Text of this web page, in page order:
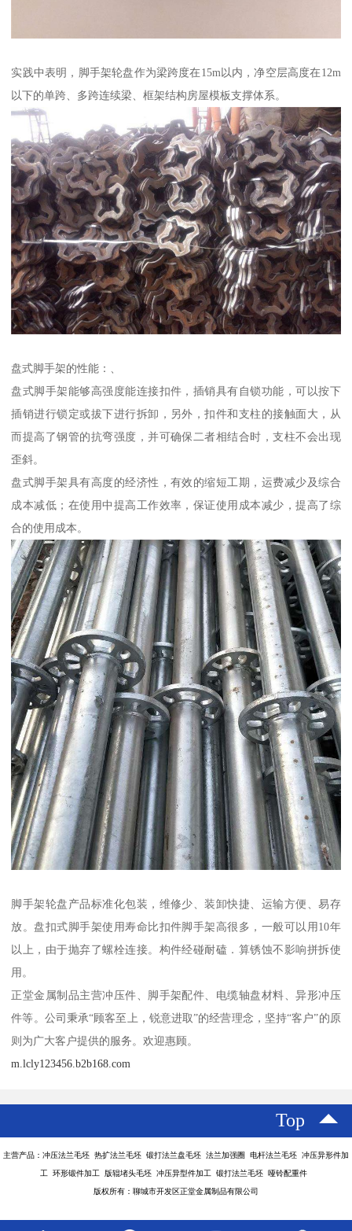
实践中表明，脚手架轮盘作为梁跨度在15m以内，净空层高度在12m
以下的单跨、多跨连续梁、框架结构房屋模板支撑体系。
盘式脚手架的性能：、
盘式脚手架能够高强度能连接扣件，插销具有自锁功能，可以按下
插销进行锁定或拔下进行拆卸，另外，扣件和支柱的接触面大，从
而提高了钢管的抗弯强度，并可确保二者相结合时，支柱不会出现
歪斜。
盘式脚手架具有高度的经济性，有效的缩短工期，运费减少及综合
成本减低；在使用中提高工作效率，保证使用成本减少，提高了综
合的使用成本。
脚手架轮盘产品标准化包装，维修少、装卸快捷、运输方便、易存
放。盘扣式脚手架使用寿命比扣件脚手架高很多，一般可以用10年
以上，由于抛弃了螺栓连接。构件经碰耐磕．算锈蚀不影响拼拆使
用。
正堂金属制品主营冲压件、脚手架配件、电缆轴盘材料、异形冲压
件等。公司秉承“顾客至上，锐意进取”的经营理念，坚持“客户”的原
则为广大客户提供的服务。欢迎惠顾。
m.lcly123456.b2b168.com
Top
主营产品：冲压法兰毛坯 热扩法兰毛坯 锻打法兰盘毛坯 法兰加强圈 电杆法兰毛坯 冲压异形件加
工 环形锻件加工 版辊堵头毛坯 冲压异型件加工 锻打法兰毛坯 哑铃配重件
版权所有：聊城市开发区正堂金属制品有限公司